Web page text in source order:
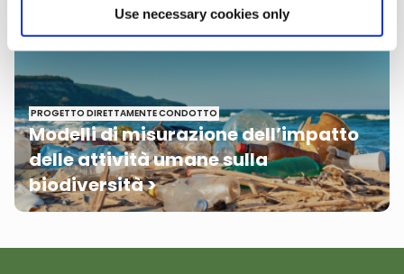
Use necessary cookies only
PROGETTO DIRETTAMENTE CONDOTTO
Modelli di misurazione dell’impatto
delle attività umane sulla
biodiversità >